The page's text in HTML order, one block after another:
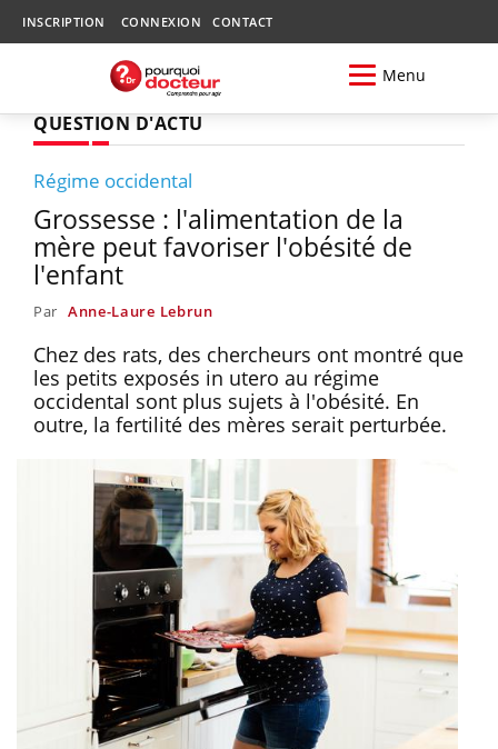
INSCRIPTION CONNEXION CONTACT
Menu
QUESTION D'ACTU
Régime occidental
Grossesse : l'alimentation de la
mère peut favoriser l'obésité de
l'enfant
Par Anne-Laure Lebrun
Chez des rats, des chercheurs ont montré que
les petits exposés in utero au régime
occidental sont plus sujets à l'obésité. En
outre, la fertilité des mères serait perturbée.